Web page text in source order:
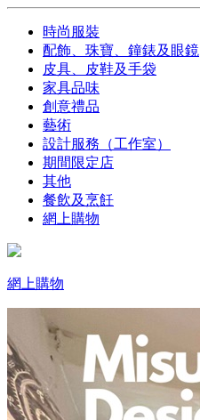
時尚服裝
配飾、珠寶、鐘錶及眼鏡
皮具、皮鞋及手袋
家具品味
創意禮品
藝術
設計服務（工作室）
期間限定店
其他
餐飲及烹飪
網上購物
網上購物